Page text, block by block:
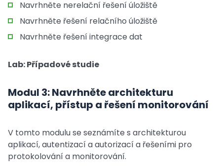
Navrhněte nerelační řešení úložiště
Navrhněte řešení relačního úložiště
Navrhněte řešení integrace dat
Lab: Případové studie
Modul 3: Navrhněte architekturu
aplikací, přístup a řešení monitorování
V tomto modulu se seznámíte s architekturou
aplikací, autentizací a autorizací a řešeními pro
protokolování a monitorování.